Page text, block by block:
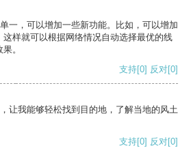
一，可以增加一些新功能。比如，可以增加
样就可以根据网络情况自动选择最优的线
。
支持[0] 反对[0]
让我能够轻松找到目的地，了解当地的风土
支持[0] 反对[0]